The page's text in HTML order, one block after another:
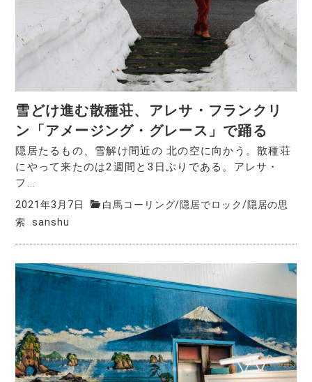
雪どけ進む散種荘、アレサ・フランクリ
ン「アメージング・グレース」で踊る
隠居たるもの、雪解け間近の 北の空に向かう。散種荘
にやって来たのは2週間と3日ぶりである。アレサ・
フ...
2021年3月7日 白馬コーリング/隠居でロック/隠居の思
索
sanshu